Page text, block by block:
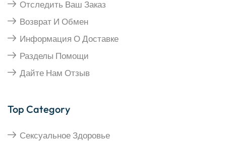
Отследить Ваш Заказ
Возврат И Обмен
Информация О Доставке
Разделы Помощи
Дайте Нам Отзыв
Top Category
Сексуальное Здоровье